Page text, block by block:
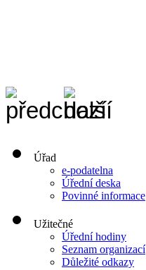
Úřad
e-podatelna
Úřední deska
Povinné informace
Užitečné
Úřední hodiny
Seznam organizací
Důležité odkazy